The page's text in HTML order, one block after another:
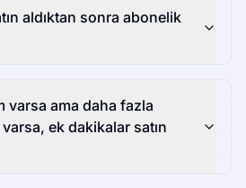
aldıktan sonra abonelik
varsa ama daha fazla
ek dakikalar satın